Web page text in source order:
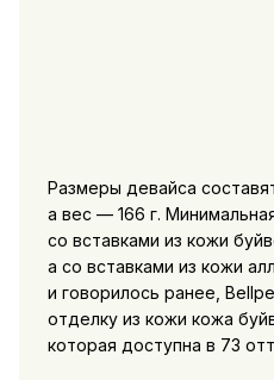
Размеры девайса
а вес — 166 г.
со вставками из кожи
а со вставками из кожи
и говорилось ранее,
отделку из кожи кожа
которая доступна в 73